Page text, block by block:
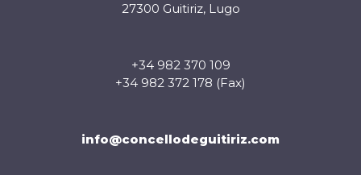
27300 Guitiriz, Lugo
+34 982 370 109
+34 982 372 178 (Fax)
info@concellodeguitiriz.com